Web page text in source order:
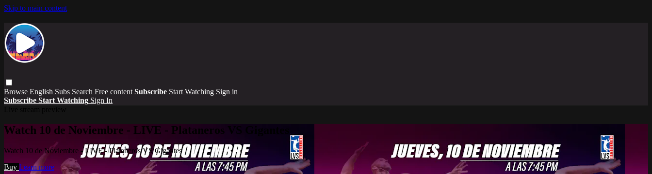
Skip to main content
Browse English Subs Search Free content Subscribe Start Watching Sign in
Subscribe Start Watching Sign In
Watch 10 de Noviembre - LIVE - Plataneros VS Gigantes
Watch 10 de Noviembre - LIVE - Plataneros VS Gigantes
Buy Learn more